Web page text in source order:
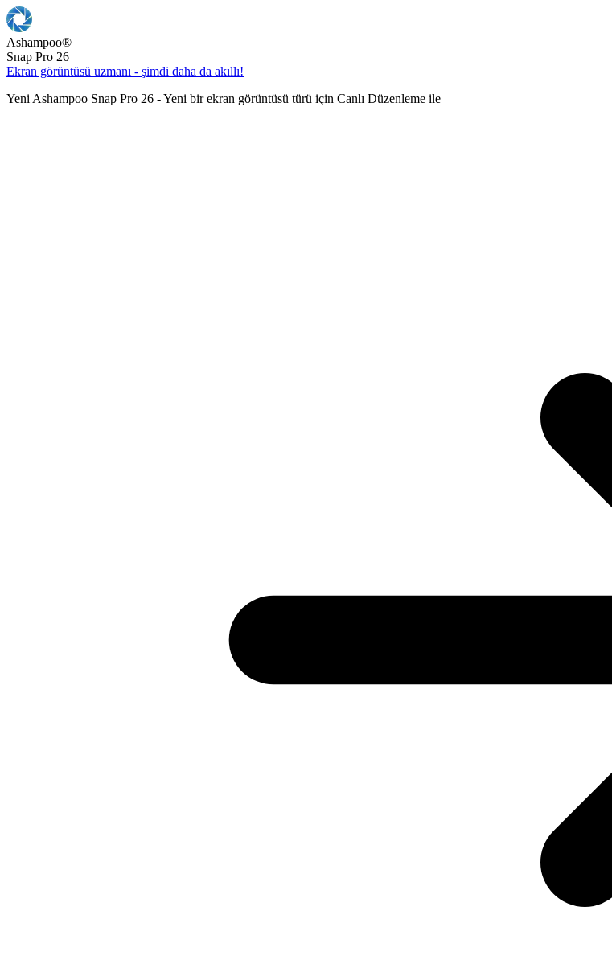
Ashampoo®
Snap Pro 26
Ekran görüntüsü uzmanı - şimdi daha da akıllı!
Yeni Ashampoo Snap Pro 26 - Yeni bir ekran görüntüsü türü için Canlı Düzenleme ile